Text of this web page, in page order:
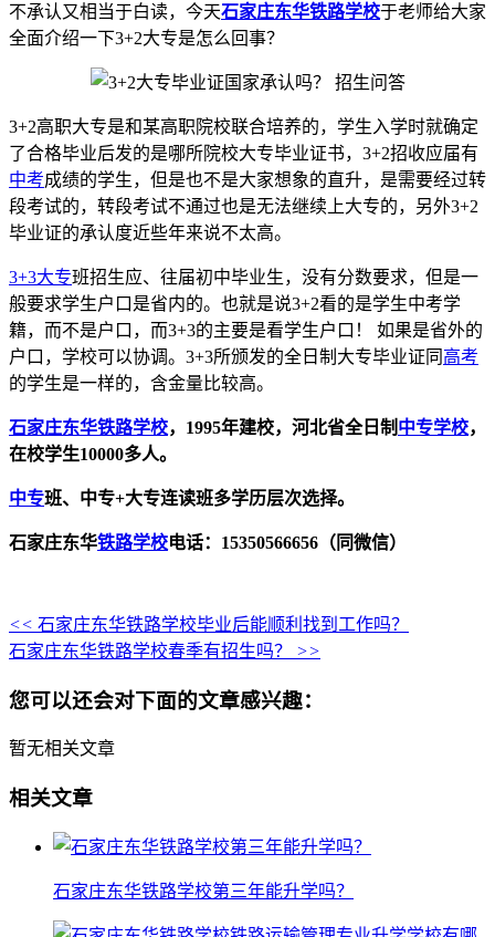
不承认又相当于白读，今天石家庄东华铁路学校于老师给大家
全面介绍一下3+2大专是怎么回事？
3+2高职大专是和某高职院校联合培养的，学生入学时就确定
了合格毕业后发的是哪所院校大专毕业证书，3+2招收应届有
中考成绩的学生，但是也不是大家想象的直升，是需要经过转
段考试的，转段考试不通过也是无法继续上大专的，另外3+2
毕业证的承认度近些年来说不太高。
3+3大专班招生应、往届初中毕业生，没有分数要求，但是一
般要求学生户口是省内的。也就是说3+2看的是学生中考学
籍，而不是户口，而3+3的主要是看学生户口！ 如果是省外的
户口，学校可以协调。3+3所颁发的全日制大专毕业证同 高考
的学生是一样的，含金量比较高。
石家庄东华铁路学校，1995年建校，河北省全日制 中专学校，
在校学生10000多人。
中专班、中专+大专连读班多学历层次选择。
石家庄东华铁路学校电话：15350566656（同微信）
<< 石家庄东华铁路学校毕业后能顺利找到工作吗？
石家庄东华铁路学校春季有招生吗？ >>
您可以还会对下面的文章感兴趣：
暂无相关文章
相关文章
石家庄东华铁路学校第三年能升学吗？